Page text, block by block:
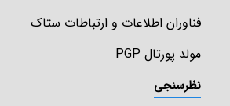
فناوران اطلاعات و ارتباطات ستاک
مولد پورتال PGP
نظرسنجی